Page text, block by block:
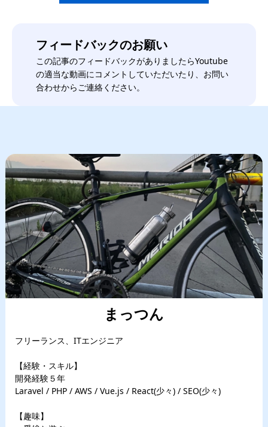
フィードバックのお願い
この記事のフィードバックがありましたらYoutube
の適当な動画にコメントしていただいたり、お問い
合わせからご連絡ください。
まっつん
フリーランス、ITエンジニア
【経験・スキル】
開発経験５年
Laravel / PHP / AWS / Vue.js / React(少々) / SEO(少々)
【趣味】